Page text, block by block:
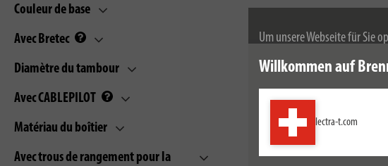
Um unsere Webseite für Sie
wir Cookies. Durch die
Weitere Informationen zu
Willkommen auf
lectra-t.com
Couleur de base
Avec Bretec
Diamètre du tambour
Avec CABLEPILOT
Matériau du boîtier
Avec trous de rangement pour la